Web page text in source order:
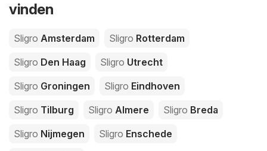
vinden
Sligro Amsterdam Sligro Rotterdam
Sligro Den Haag Sligro Utrecht
Sligro Groningen Sligro Eindhoven
Sligro Tilburg Sligro Almere Sligro Breda
Sligro Nijmegen Sligro Enschede